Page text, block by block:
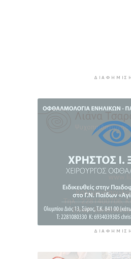
τις περισσότερες
Έρευνα ΕΟΤ: Η Ελλάδα στις
των Ευρώπαίων
5 ώρες 43 λεπτά πρίν
ΔΙΑΦΉΜΙΣΗ
ΔΙΑΦΉΜΙΣΗ